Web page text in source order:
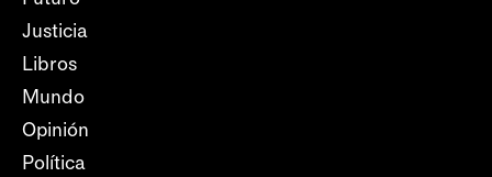
Justicia
Libros
Mundo
Opinión
Política